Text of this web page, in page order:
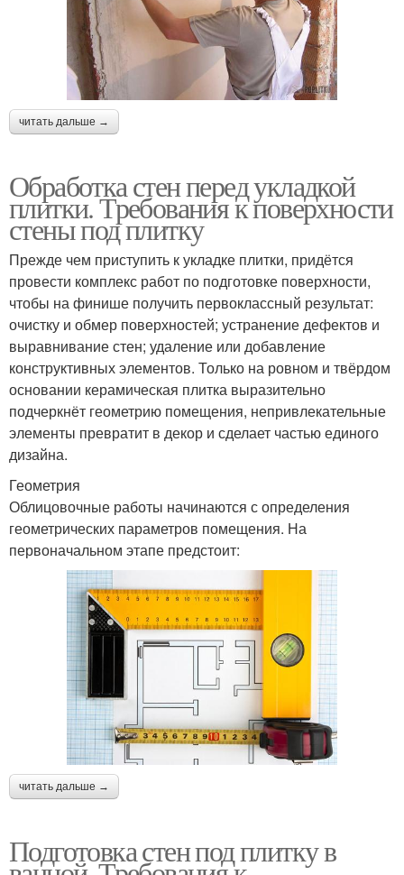
читать дальше →
Обработка стен перед укладкой
плитки. Требования к поверхности
стены под плитку
Прежде чем приступить к укладке плитки, придётся
провести комплекс работ по подготовке поверхности,
чтобы на финише получить первоклассный результат:
очистку и обмер поверхностей; устранение дефектов и
выравнивание стен; удаление или добавление
конструктивных элементов. Только на ровном и твёрдом
основании керамическая плитка выразительно
подчеркнёт геометрию помещения, непривлекательные
элементы превратит в декор и сделает частью единого
дизайна.
Геометрия
Облицовочные работы начинаются с определения
геометрических параметров помещения. На
первоначальном этапе предстоит:
читать дальше →
Подготовка стен под плитку в